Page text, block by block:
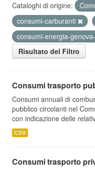
Cataloghi di origine:
consumi-carburanti
consumi-energia-
Risultato del Filtro
Consumi trasporto
Consumi annuali di
pubblico circolanti nel
con indicazione delle
CSV
Consumi trasporto